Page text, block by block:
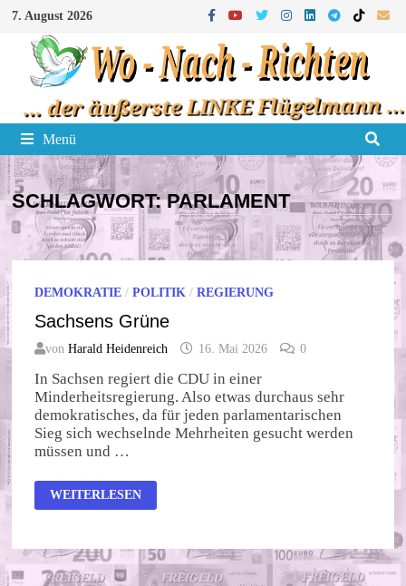
Zum
Inhalt
springen
7. August 2026
Menü
SCHLAGWORT:PARLAMENT
DEMOKRATIE /POLITIK /REGIERUNG
Sachsens Grüne
vonHarald Heidenreich 16. Mai 2026 0
In Sachsen regiert die CDU in einer
Minderheitsregierung. Also etwas durchaus sehr
demokratisches, da für jeden parlamentarischen
Sieg sich wechselnde Mehrheiten gesucht werden
müssen und …
SACHSENS
GRÜNE
WEITERLESEN